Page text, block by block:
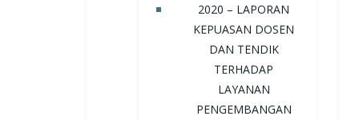
2020 – LAPORAN
KEPUASAN DOSEN
DAN TENDIK
TERHADAP
LAYANAN
PENGEMBANGAN